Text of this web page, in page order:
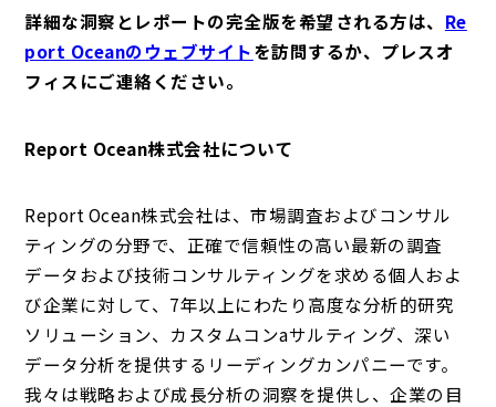
詳細な洞察とレポートの完全版を希望される方は、 Re
port Oceanのウェブサイトを訪問するか、プレスオ
フィスにご連絡ください。
Report Ocean株式会社について
Report Ocean株式会社は、市場調査およびコンサル
ティングの分野で、正確で信頼性の高い最新の調査
データおよび技術コンサルティングを求める個人およ
び企業に対して、7年以上にわたり高度な分析的研究
ソリューション、カスタムコンaサルティング、深い
データ分析を提供するリーディングカンパニーです。
我々は戦略および成長分析の洞察を提供し、企業の目